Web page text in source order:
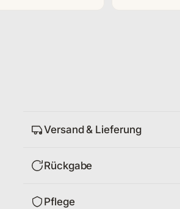
Versand & Lieferung
Rückgabe
Pflege